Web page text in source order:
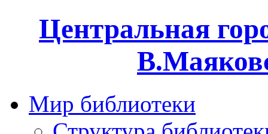
Центральная
Мир библиотеки